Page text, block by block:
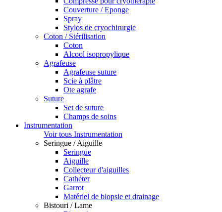
Couverture / Eponge
Spray
Stylos de cryochirurgie
Coton / Stérilisation
Coton
Alcool isopropylique
Agrafeuse
Agrafeuse suture
Scie à plâtre
Ote agrafe
Suture
Set de suture
Champs de soins
Instrumentation
Voir tous Instrumentation
Seringue / Aiguille
Seringue
Aiguille
Collecteur d'aiguilles
Cathéter
Garrot
Matériel de biopsie et drainage
Bistouri / Lame